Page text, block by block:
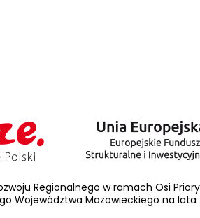
Regionalnego w ramach Osi
Województwa Mazowieckiego na lata